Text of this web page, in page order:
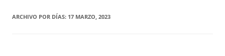
ARCHIVO POR DÍAS: 17 MARZO, 2023